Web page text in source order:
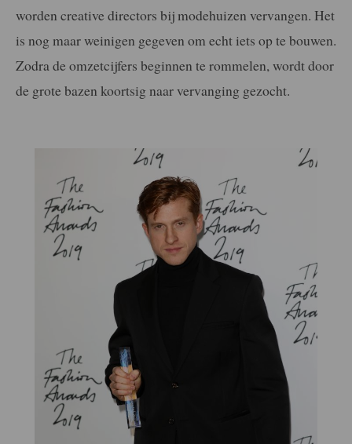
worden creative directors bij modehuizen vervangen. Het
is nog maar weinigen gegeven om echt iets op te bouwen.
Zodra de omzetcijfers beginnen te rommelen, wordt door
de grote bazen koortsig naar vervanging gezocht.